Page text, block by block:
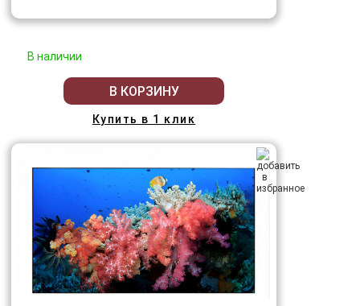
В наличии
В КОРЗИНУ
Купить в 1 клик